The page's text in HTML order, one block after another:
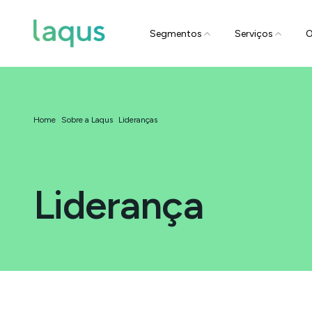
Segmentos Serviços
Home Sobre a Laqus Lideranças
Liderança